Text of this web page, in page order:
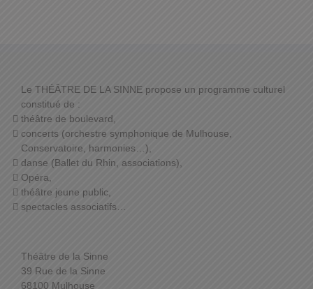
Le THÉÂTRE DE LA SINNE propose un programme culturel
constitué de :
théâtre de boulevard,
concerts (orchestre symphonique de Mulhouse,
Conservatoire, harmonies…),
danse (Ballet du Rhin, associations),
Opéra,
théâtre jeune public,
spectacles associatifs…
Théâtre de la Sinne
39 Rue de la Sinne
68100 Mulhouse